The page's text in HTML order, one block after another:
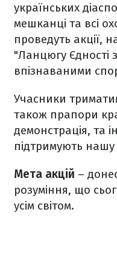
українських
мешканці та всі
проведуть акції,
"Ланцюгу Єдності
впізнаваними
Учасники
також прапори
демонстрація, та
підтримують
Мета акцій –
розуміння, що
усім світом.